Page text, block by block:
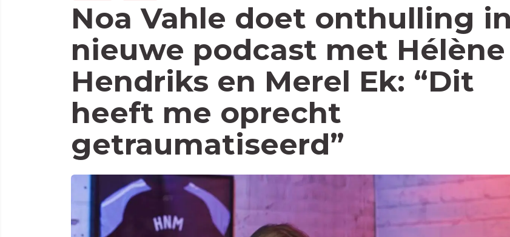
Noa Vahle doet onthulling in
nieuwe podcast met Hélène
Hendriks en Merel Ek: “Dit
heeft me oprecht
getraumatiseerd”